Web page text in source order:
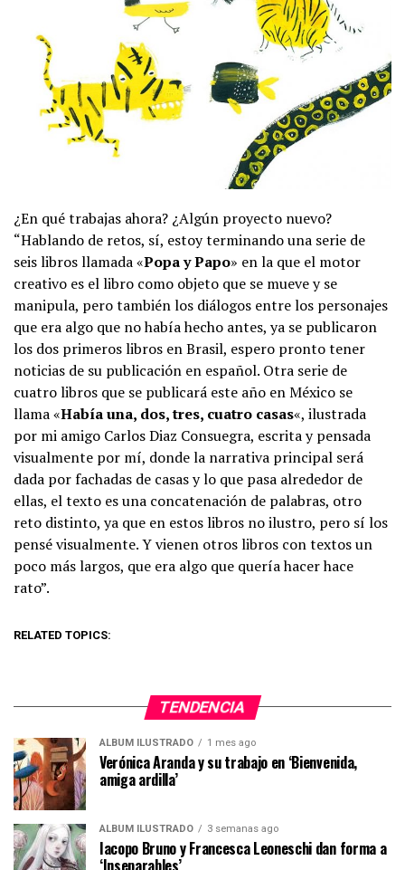
¿En qué trabajas ahora? ¿Algún proyecto nuevo?
“Hablando de retos, sí, estoy terminando una serie de
seis libros llamada «Popa y Papo» en la que el motor
creativo es el libro como objeto que se mueve y se
manipula, pero también los diálogos entre los personajes
que era algo que no había hecho antes, ya se publicaron
los dos primeros libros en Brasil, espero pronto tener
noticias de su publicación en español. Otra serie de
cuatro libros que se publicará este año en México se
llama «Había una, dos, tres, cuatro casas«, ilustrada
por mi amigo Carlos Diaz Consuegra, escrita y pensada
visualmente por mí, donde la narrativa principal será
dada por fachadas de casas y lo que pasa alrededor de
ellas, el texto es una concatenación de palabras, otro
reto distinto, ya que en estos libros no ilustro, pero sí los
pensé visualmente. Y vienen otros libros con textos un
poco más largos, que era algo que quería hacer hace
rato”.
RELATED TOPICS:
TENDENCIA
ÁLBUM ILUSTRADO 1 mes ago
Verónica Aranda y su trabajo en ‘Bienvenida,
amiga ardilla’
ÁLBUM ILUSTRADO 3 semanas ago
Iacopo Bruno y Francesca Leoneschi dan forma a
‘Inseparables’